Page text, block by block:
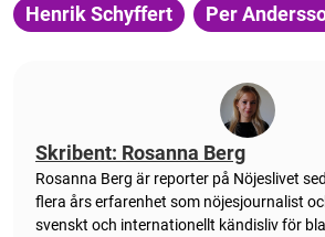
Henrik Schyffert Per
Skribent: Rosanna Berg
Rosanna Berg är reporter på Nöjeslivet
flera års erfarenhet som nöjesjournalist
svenskt och internationellt kändisliv för